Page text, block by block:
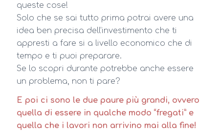
queste cose!
Solo che se sai tutto prima potrai avere una
idea ben precisa dell’investimento che ti
appresti a fare si a livello economico che di
tempo e ti puoi preparare.
Se lo scopri durante potrebbe anche essere
un problema, non ti pare?
E poi ci sono le due paure più grandi, ovvero
quella di essere in qualche modo “fregati” e
quella che i lavori non arrivino mai alla fine!